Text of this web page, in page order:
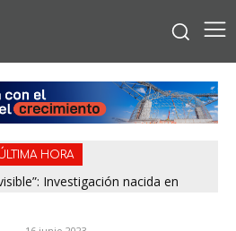
HORA
Investigación nacida en
enfrentará nuevo episodio